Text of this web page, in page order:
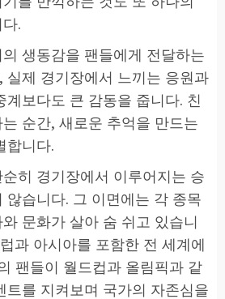
.
생동감을 팬들에게 전달하는
실제 경기장에서 느끼는 응원과
계보다도 큰 감동을 줍니다. 친
순간, 새로운 추억을 만드는
합니다.
히 경기장에서 이루어지는 승
않습니다. 그 이면에는 각 종목
문화가 살아 숨 쉬고 있습니
과 아시아를 포함한 전 세계에
팬들이 월드컵과 올림픽과 같
트를 지켜보며 국가의 자존심을